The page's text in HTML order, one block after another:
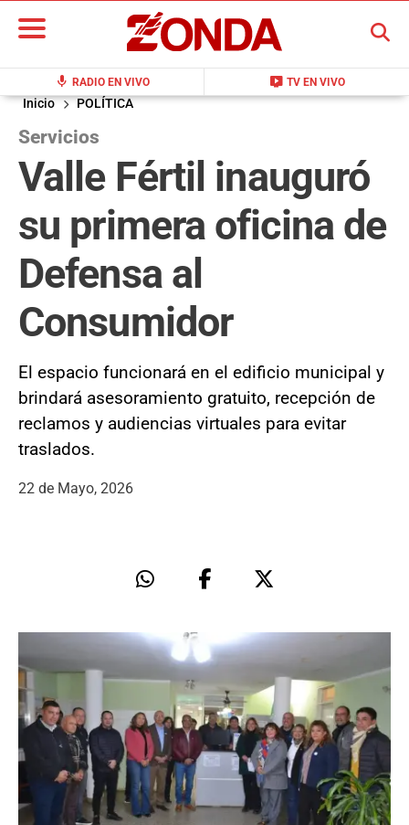
mic RADIO EN VIVO live_tv TV EN VIVO
BUSCAR
Inicio POLÍTICA
Servicios
Valle Fértil inauguró
su primera oficina de
Defensa al
Consumidor
El espacio funcionará en el edificio municipal y
brindará asesoramiento gratuito, recepción de
reclamos y audiencias virtuales para evitar
traslados.
22 de Mayo, 2026